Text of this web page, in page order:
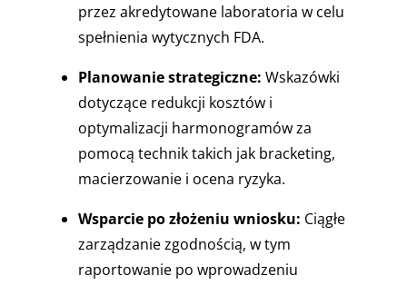
przez akredytowane laboratoria w celu
spełnienia wytycznych FDA.
Planowanie strategiczne: Wskazówki
dotyczące redukcji kosztów i
optymalizacji harmonogramów za
pomocą technik takich jak bracketing,
macierzowanie i ocena ryzyka.
Wsparcie po złożeniu wniosku: Ciągłe
zarządzanie zgodnością, w tym
raportowanie po wprowadzeniu